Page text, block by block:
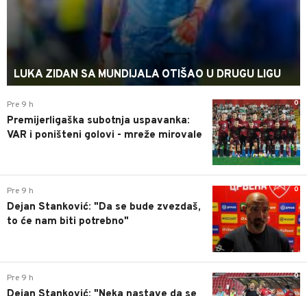
LUKA ZIDAN SA MUNDIJALA OTIŠAO U DRUGU LIGU
0
Pre 9 h
Premijerligaška subotnja uspavanka:
VAR i poništeni golovi - mreže mirovale
0
Pre 9 h
Dejan Stanković: "Da se bude zvezdaš,
to će nam biti potrebno"
0
Pre 9 h